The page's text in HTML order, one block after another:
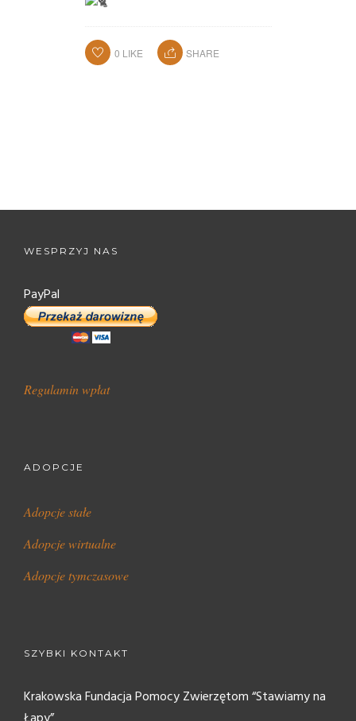
0 LIKE SHARE
WESPRZYJ NAS
PayPal
Regulamin wpłat
ADOPCJE
Adopcje stałe
Adopcje wirtualne
Adopcje tymczasowe
SZYBKI KONTAKT
Krakowska Fundacja Pomocy Zwierzętom “Stawiamy na